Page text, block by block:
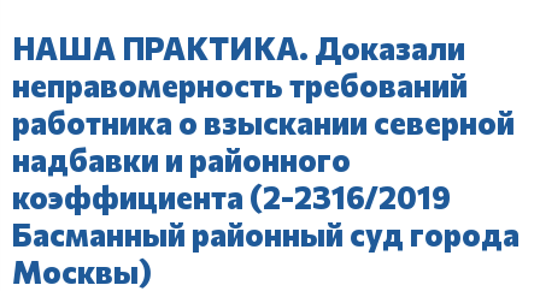
НАША ПРАКТИКА. Доказали
неправомерность требований
работника о взыскании северной
надбавки и районного
коэффициента (2-2316/2019
Басманный районный суд города
Москвы)